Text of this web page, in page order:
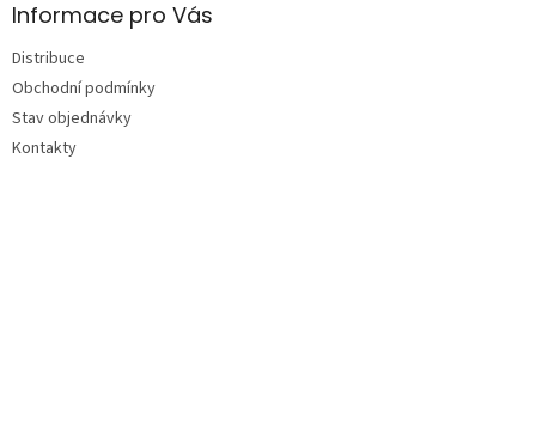
Informace pro Vás
Distribuce
Obchodní podmínky
Stav objednávky
Kontakty